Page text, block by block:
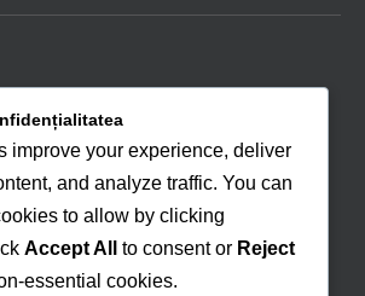
improve your experience, deliver
and analyze traffic. You can
to allow by clicking
Accept All to consent or Reject
essential cookies.